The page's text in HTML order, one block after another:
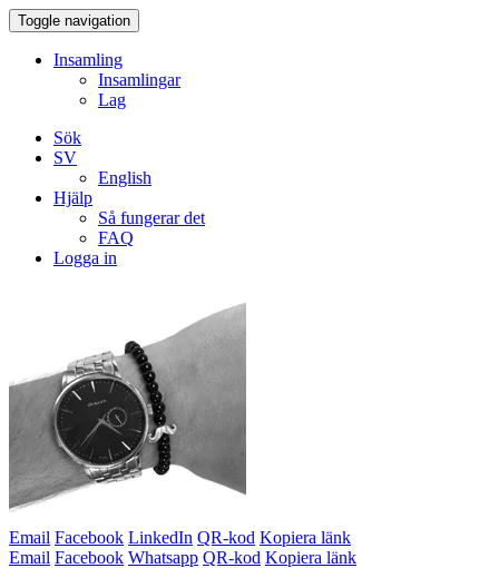
Toggle navigation
Insamling
Insamlingar
Lag
Sök
SV
English
Hjälp
Så fungerar det
FAQ
Logga in
Email Facebook LinkedIn QR-kod Kopiera länk
Email Facebook Whatsapp QR-kod Kopiera länk